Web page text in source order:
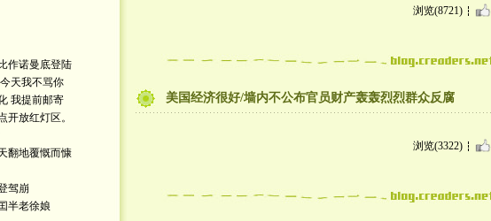
作诺曼底登陆
天我不骂你
我提前邮寄
开放红灯区。
翻地覆慨而慷
驾崩
半老徐娘
浏览(8721)
美国经济很好/墙内不公布官员财产轰轰烈烈群众反腐
浏览(3322)